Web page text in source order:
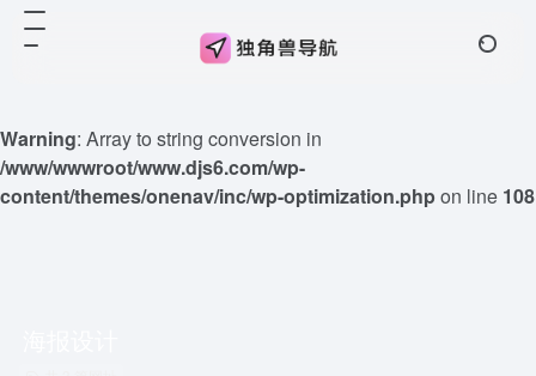
Warning: Array to string conversion in
/www/wwwroot/www.djs6.com/wp-
content/themes/onenav/inc/wp-optimization.phpon line 108